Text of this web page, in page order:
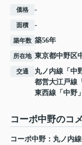
価格 -
面積 -
築年数 築56年
所在地 東京都中野区
交通 丸ノ内線 「 中
都営大江戸線 「
東西線 「 中野
コーポ中野のコ
コーポ中野：丸ノ内